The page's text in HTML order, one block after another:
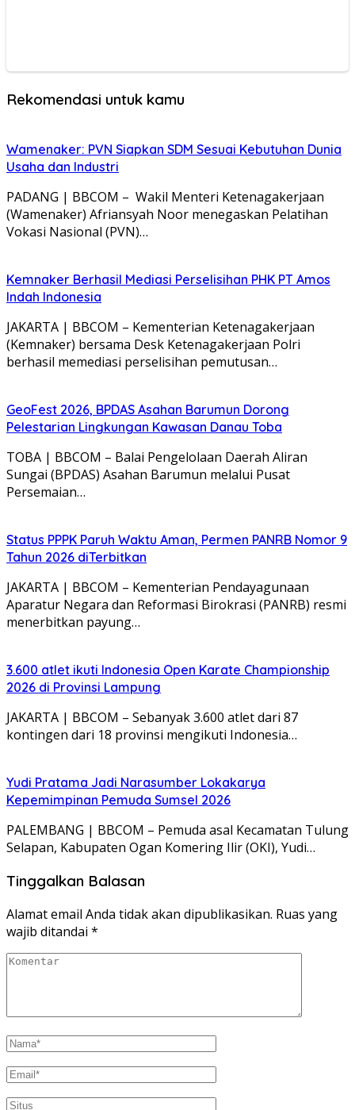
Rekomendasi untuk kamu
Wamenaker: PVN Siapkan SDM Sesuai Kebutuhan Dunia
Usaha dan Industri
PADANG | BBCOM – Wakil Menteri Ketenagakerjaan
(Wamenaker) Afriansyah Noor menegaskan Pelatihan
Vokasi Nasional (PVN)…
Kemnaker Berhasil Mediasi Perselisihan PHK PT Amos
Indah Indonesia
JAKARTA | BBCOM – Kementerian Ketenagakerjaan
(Kemnaker) bersama Desk Ketenagakerjaan Polri
berhasil memediasi perselisihan pemutusan…
GeoFest 2026, BPDAS Asahan Barumun Dorong
Pelestarian Lingkungan Kawasan Danau Toba
TOBA | BBCOM – Balai Pengelolaan Daerah Aliran
Sungai (BPDAS) Asahan Barumun melalui Pusat
Persemaian…
Status PPPK Paruh Waktu Aman, Permen PANRB Nomor 9
Tahun 2026 diTerbitkan
JAKARTA | BBCOM – Kementerian Pendayagunaan
Aparatur Negara dan Reformasi Birokrasi (PANRB) resmi
menerbitkan payung…
3.600 atlet ikuti Indonesia Open Karate Championship
2026 di Provinsi Lampung
JAKARTA | BBCOM – Sebanyak 3.600 atlet dari 87
kontingen dari 18 provinsi mengikuti Indonesia…
Yudi Pratama Jadi Narasumber Lokakarya
Kepemimpinan Pemuda Sumsel 2026
PALEMBANG | BBCOM – Pemuda asal Kecamatan Tulung
Selapan, Kabupaten Ogan Komering Ilir (OKI), Yudi…
Tinggalkan Balasan
Alamat email Anda tidak akan dipublikasikan. Ruas yang
wajib ditandai *